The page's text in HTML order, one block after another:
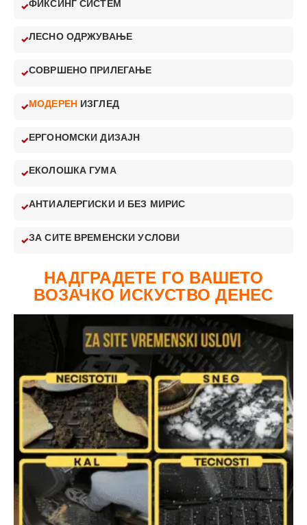
ФИКСИНГ СИСТЕМ
ЛЕСНО ОДРЖУВАЊЕ
СОВРШЕНО ПРИЛЕГАЊЕ
МОДЕРЕН ИЗГЛЕД
ЕРГОНОМСКИ ДИЗАЈН
ЕКОЛОШКА ГУМА
АНТИАЛЕРГИСКИ И БЕЗ МИРИС
ЗА СИТЕ ВРЕМЕНСКИ УСЛОВИ
НАДГРАДЕТЕ ГО ВАШЕТО
ВОЗАЧКО ИСКУСТВО ДЕНЕС